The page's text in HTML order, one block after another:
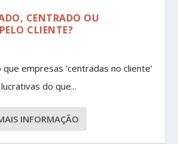
CENTRADO OU
CLIENTE?
empresas ‘centradas no cliente’
do que...
INFORMAÇÃO